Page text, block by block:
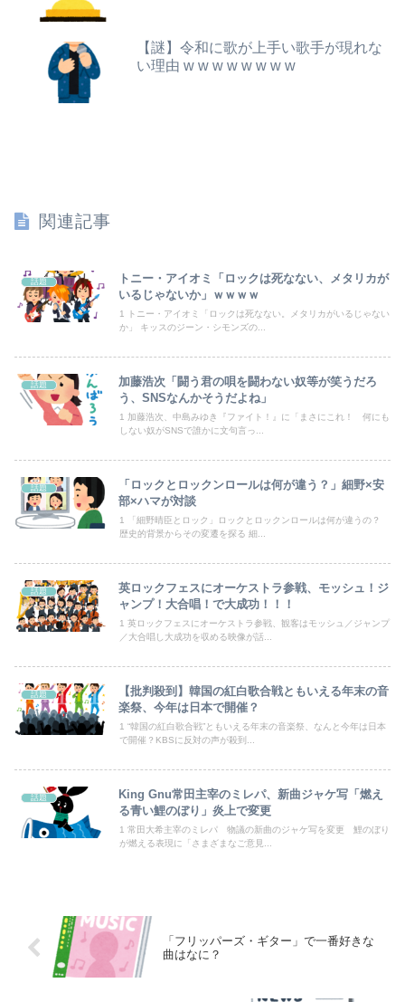
【朗報】及川光博さん（56）結婚ｗｗｗｗｗ
【悲報】女性「男への最大ダメージはこれ」←お前ら耐えられる？
警察や検察が冤罪率をデータとして公表すべきだと思う
子供がバイトで貯めた資金で旅行中の話だけど、ちょっとお金足りないから貸してくれる？って連絡きた
【画像】まま「なんかプール入ってたら学生にめっちゃ見られたw」
中国「大豪雨！」三峡ダム「基礎部分破損」中国「全力放流！」台風13号「中国上陸予測」台風15号「中国接近（画像」中国「台風同時上陸！（穀物生産が...
若林有子アナ うっすらと透ける！！
【ｼｺ画像】挿入寸前の真面目女さん、お◯ぱいがエ口過ぎるｗｗｗｗｗｗｗｗｗｗｗ
【画像】 44歳女性「こんなおばさんでいいの…？」
会社のカメラ部で「商品を手に持って水着お姉さんがにっこり」を撮影、だがお姉さんは素人アルバイトで親バレした結果……
海外「全部日本の真似だったのか…」 日本の普通のテレビ番組が最新SNSの数十年先を行っていたと話題に
【謎】令和に歌が上手い歌手が現れな
い理由 w w w w w w w w
関連記事
話題
トニー・アイオミ「ロックは死なない、メタリカが
いるじゃないか」ｗｗｗｗ
1 トニー・アイオミ「ロックは死なない。メタリカがいるじゃない
か」 キッスのジーン・シモンズの...
話題
加藤浩次「闘う君の唄を闘わない奴等が笑うだろ
う、SNSなんかそうだよね」
1 加藤浩次、中島みゆき『ファイト！』に「まさにこれ！ 何にも
しない奴がSNSで誰かに文句言っ...
話題
「ロックとロックンロールは何が違う？」細野×安
部×ハマが対談
1 「細野晴臣とロック」ロックとロックンロールは何が違うの？
歴史的背景からその変遷を探る 細...
話題
英ロックフェスにオーケストラ参戦、モッシュ！ジ
ャンプ！大合唱！で大成功！！！
1 英ロックフェスにオーケストラ参戦、観客はモッシュ／ジャンプ
／大合唱し大成功を収める映像が話...
話題
【批判殺到】韓国の紅白歌合戦ともいえる年末の音
楽祭、今年は日本で開催？
1 “韓国の紅白歌合戦”ともいえる年末の音楽祭、なんと今年は日本
で開催？KBSに反対の声が殺到...
話題
King Gnu常田主宰のミレパ、新曲ジャケ写「燃え
る青い鯉のぼり」炎上で変更
1 常田大希主宰のミレパ 物議の新曲のジャケ写を変更 鯉のぼり
が燃える表現に「さまざまなご意見...
「フリッパーズ・ギター」で一番好きな
曲はなに？